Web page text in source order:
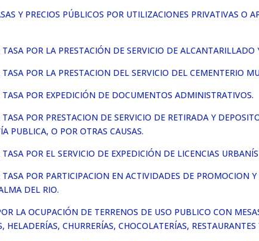
Y PRECIOS PÚBLICOS POR UTILIZACIONES PRIVATIVAS O
POR LA PRESTACIÓN DE SERVICIO DE ALCANTARILLADO
POR LA PRESTACION DEL SERVICIO DEL CEMENTERIO
POR EXPEDICIÓN DE DOCUMENTOS ADMINISTRATIVOS.
POR PRESTACION DE SERVICIO DE RETIRADA Y
PUBLICA, O POR OTRAS CAUSAS.
POR EL SERVICIO DE EXPEDICIÓN DE LICENCIAS
POR PARTICIPACION EN ACTIVIDADES DE PROMOCION
DEL RIO.
LA OCUPACIÓN DE TERRENOS DE USO PUBLICO CON
HELADERÍAS, CHURRERÍAS, CHOCOLATERÍAS,